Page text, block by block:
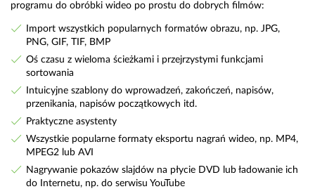
programu do obróbki wideo po prostu do dobrych filmów:
Import wszystkich popularnych formatów obrazu, np. JPG,
PNG, GIF, TIF, BMP
Oś czasu z wieloma ścieżkami i przejrzystymi funkcjami
sortowania
Intuicyjne szablony do wprowadzeń, zakończeń, napisów,
przenikania, napisów początkowych itd.
Praktyczne asystenty
Wszystkie popularne formaty eksportu nagrań wideo, np. MP4,
MPEG2 lub AVI
Nagrywanie pokazów slajdów na płycie DVD lub ładowanie ich
do Internetu, np. do serwisu YouTube